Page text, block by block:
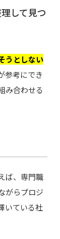
して見つ
うとしない
参考にでき
み合わせる
ば、専門職
がらプロジ
いている社